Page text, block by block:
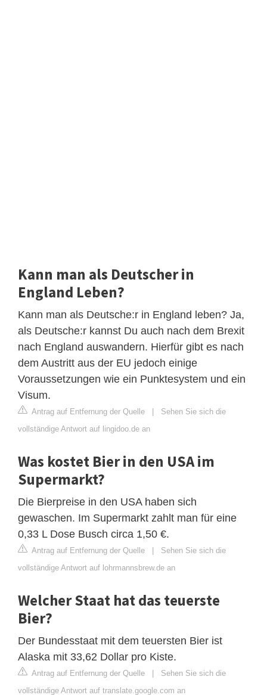
Kann man als Deutscher in
England Leben?
Kann man als Deutsche:r in England leben? Ja,
als Deutsche:r kannst Du auch nach dem Brexit
nach England auswandern. Hierfür gibt es nach
dem Austritt aus der EU jedoch einige
Voraussetzungen wie ein Punktesystem und ein
Visum.
Antrag auf Entfernung der Quelle | Sehen Sie sich die
vollständige Antwort auf lingidoo.de an
Was kostet Bier in den USA im
Supermarkt?
Die Bierpreise in den USA haben sich
gewaschen. Im Supermarkt zahlt man für eine
0,33 L Dose Busch circa 1,50 €.
Antrag auf Entfernung der Quelle | Sehen Sie sich die
vollständige Antwort auf lohrmannsbrew.de an
Welcher Staat hat das teuerste
Bier?
Der Bundesstaat mit dem teuersten Bier ist
Alaska mit 33,62 Dollar pro Kiste.
Antrag auf Entfernung der Quelle | Sehen Sie sich die
vollständige Antwort auf translate.google.com an